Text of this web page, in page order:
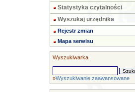
Statystyka czytalności
Wyszukaj urzędnika
Rejestr zmian
Mapa serwisu
Wyszukiwarka
»Wyszukiwanie zaawansowane